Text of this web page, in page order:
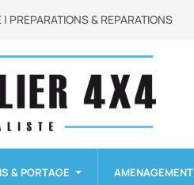
PREPARATIONS & REPARATIONS
& PORTAGE AMENAGEMENT